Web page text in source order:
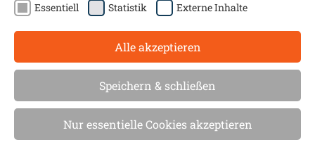
Prüfung für Heizungsanlagen
in größeren Wohngebäuden
wird Pflicht
Essentiell Statistik Externe Inhalte
Alle akzeptieren
Speichern & schließen
Nur essentielle Cookies akzeptieren